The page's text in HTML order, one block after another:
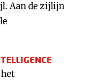
Aan de zijlijn